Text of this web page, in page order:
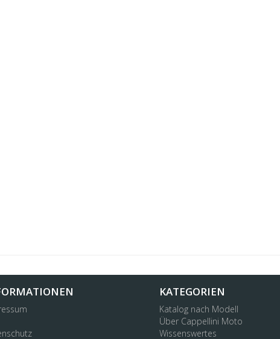
KATEGORIEN
Katalog nach Modell
Über Cappellini Moto
Wissenswertes